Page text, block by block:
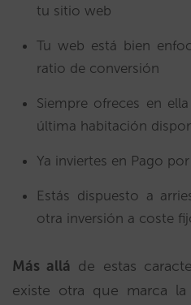
tu sitio web
Tu web está bien
ratio de conversión
Siempre ofreces en
última habitación
Ya inviertes en Pago
Estás dispuesto a
otra inversión a coste
Más allá de estas
existe otra que marca